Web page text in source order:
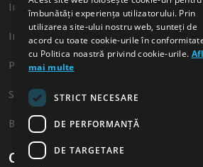
Informatii, sfaturi utile
Intrebari frecvente
Privacy policy
Sitemap
Blog
Contact
îmbunătăți experiența utilizatorului. Prin
utilizarea site-ului nostru web, sunteți de
acord cu toate cookie-urile în
cu Politica noastră privind cookie-urile.
mai multe
STRICT NECESARE
DE PERFORMANȚĂ
DE TARGETARE